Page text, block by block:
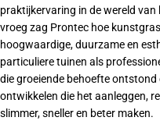
praktijkervaring in de wereld
vroeg zag Prontec hoe
hoogwaardige, duurzame en
particuliere tuinen als
die groeiende behoefte ontstond
ontwikkelen die het aanleggen,
slimmer, sneller en beter maken.